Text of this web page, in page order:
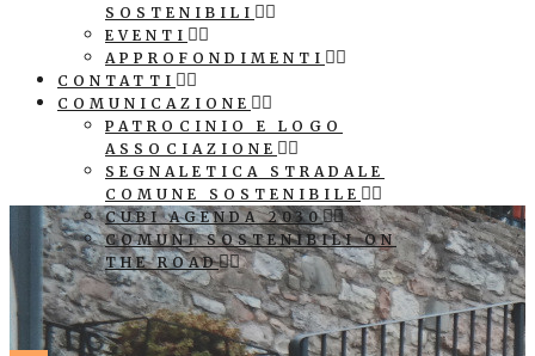
SOSTENIBILI
EVENTI
APPROFONDIMENTI
CONTATTI
COMUNICAZIONE
PATROCINIO E LOGO
ASSOCIAZIONE
SEGNALETICA STRADALE
COMUNE SOSTENIBILE
CUBI AGENDA 2030
COMUNI SOSTENIBILI ON
THE ROAD